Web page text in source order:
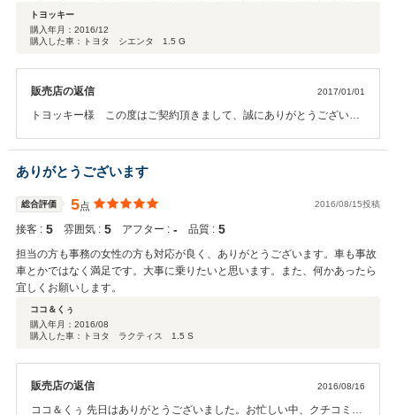
お世話になると思います。 これからも宜しくお願い致します。
トヨッキー
購入年月： 2016/12
購入した車：トヨタ シエンタ 1.5 G
販売店の返信 2017/01/01
トヨッキー様 この度はご契約頂きまして、誠にありがとうございま
ます。 お客様に喜んで頂けることが、何よりも私共の励みになりま
す。今回整備士としての経験も活かせ、お客様のご要望に少しでもお
役立て出来ました事を大変光栄に思います。納車後、ご迷惑お掛けい
たしましたが、少しでもお気付きの点など御座いましたら遠慮なくお
申し付け下さいませ。これからも是非宜しくお願いいたします。
ありがとうございます
総合評価 5点 2016/08/15投稿
接客 : 5 雰囲気 : 5 アフター : ‐ 品質 : 5
担当の方も事務の女性の方も対応が良く、ありがとうございます。車も事故
車とかではなく満足です。大事に乗りたいと思います。また、何かあったら
宜しくお願いします。
ココ＆くぅ
購入年月： 2016/08
購入した車：トヨタ ラクティス 1.5 S
販売店の返信 2016/08/16
ココ＆くぅ 先日はありがとうございました。お忙しい中、クチコミま